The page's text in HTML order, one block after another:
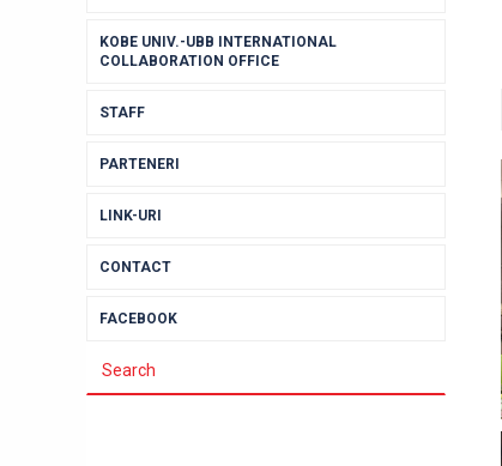
KOBE UNIV.-UBB INTERNATIONAL
COLLABORATION OFFICE
STAFF
PARTENERI
LINK-URI
CONTACT
FACEBOOK